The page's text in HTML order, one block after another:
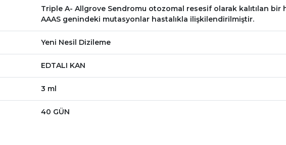
Triple A- Allgrove Sendromu otozomal resesif olarak kalıtılan bir
AAAS genindeki mutasyonlar hastalıkla ilişkilendirilmiştir.
Yeni Nesil Dizileme
EDTALI KAN
3 ml
40 GÜN